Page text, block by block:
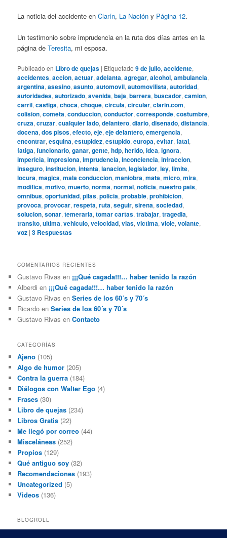
La noticia del accidente enClarín, La Nación y Página 12.
Un testimonio sobre imprudencia en la ruta dos días antes en la
página deTeresita, mi esposa.
Publicado en Libro de quejas | Etiquetado 9 de julio,accidente,
accidentes,accion,actuar,adelanta,agregar,alcohol,ambulancia,
argentina,asesino,asunto,automovil,automovilista,autoridad,
autoridades,autorizado,avenida,baja,barrera,buscador,camion,
carril,castiga,choca,choque,circula,circular,clarin.com,
colision,cometa,conduccion,conductor,corresponde,costumbre,
cruza,cruzar,cualquier lado,delantero,diario,disenado,distancia,
docena,dos pisos,efecto,eje,eje delantero,emergencia,
encontrar,esquina,estupidez,estupido,europa,evitar,fatal,
fatiga,funcionario,ganar,gente,hdp,herido,idea,ignora,
impericia,impresiona,imprudencia,inconciencia,infraccion,
inseguro,institucion,intenta,lanacion,legislador,ley,limite,
locura,magica,mala conduccion,maniobra,mata,micro,mira,
modifica,motivo,muerto,norma,normal,noticia,nuestro pais,
omnibus,oportunidad,pilas,policia,probable,prohibicion,
provoca,provocar,respeta,ruta,seguir,sirena,sociedad,
solucion,sonar,temeraria,tomar cartas,trabajar,tragedia,
transito,ultima,vehiculo,velocidad,vias,victima,viole,volante,
voz |3 Respuestas
COMENTARIOS RECIENTES
Gustavo Rivas en ¡¡¡Qué cagada!!!… haber tenido la razón
Alberdi en ¡¡¡Qué cagada!!!… haber tenido la razón
Gustavo Rivas enSeries de los 60´s y 70´s
Ricardo enSeries de los 60´s y 70´s
Gustavo Rivas enContacto
CATEGORÍAS
Ajeno (105)
Algo de humor (205)
Contra la guerra (184)
Diálogos con Walter Ego (4)
Frases (30)
Libro de quejas (234)
Libros Gratis (22)
Me llegó por correo (44)
Misceláneas (252)
Propios (129)
Qué antiguo soy (32)
Recomendaciones (193)
Uncategorized (5)
Videos (136)
BLOGROLL
Black and White Power